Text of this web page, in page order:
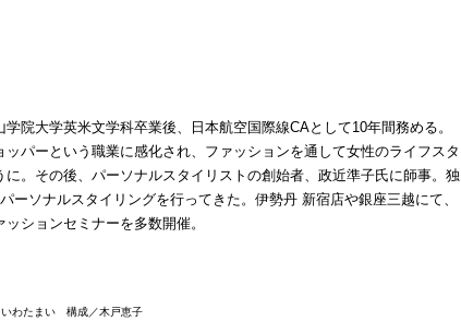
院大学英米文学科卒業後、日本航空国際線CAとして10年間務める。
パーという職業に感化され、ファッションを通して女性のライフスタ
に。その後、パーソナルスタイリストの創始者、政近準子氏に師事。独
ーソナルスタイリングを行ってきた。伊勢丹 新宿店や銀座三越にて、
ションセミナーを多数開催。
いわたまい 構成／木戸恵子